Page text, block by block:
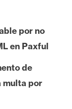
por no
en Paxful
de
multa por